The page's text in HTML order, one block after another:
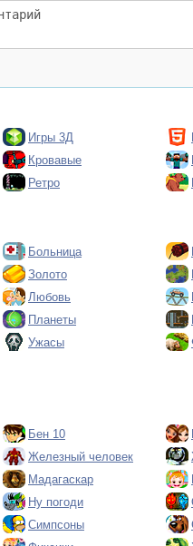
Игры 3Д
Кровавые
Ретро
Больница
Золото
Любовь
Планеты
Ужасы
Бен 10
Железный человек
Мадагаскар
Ну погоди
Симпсоны